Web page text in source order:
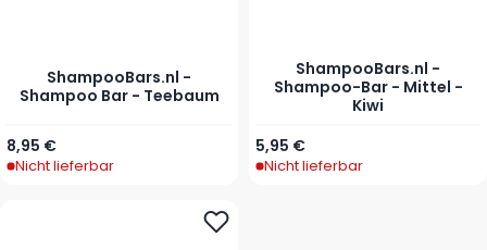
ShampooBars.nl -
Shampoo Bar - Teebaum
Ab
8,95 €
Nicht lieferbar
ShampooBars.nl -
Shampoo-Bar - Mittel -
Kiwi
5,95 €
Nicht lieferbar